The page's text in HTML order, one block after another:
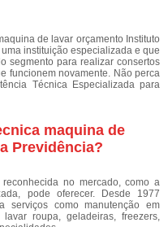
de lavar orçamento Instituto
instituição especializada e que
segmento para realizar consertos
funcionem novamente. Não perca
Técnica Especializada para
maquina de
Previdência?
no mercado, como a
pode oferecer. Desde 1977
serviços como manutenção em
roupa, geladeiras, freezers,